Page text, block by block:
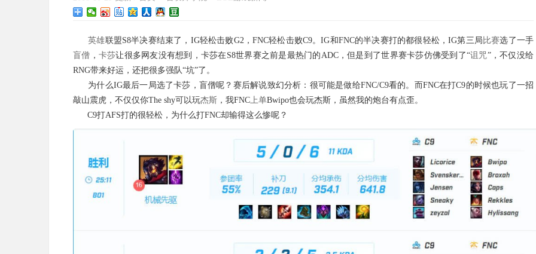
英雄联盟S8半决赛结束了，IG轻松击败G2，FNC轻松击败C9。IG和FNC的半决赛打的都很轻松，IG第三局 比赛选了一手
盲僧 ， 卡莎让很多网友没有想到，卡莎在S8世界赛之前是最热门的ADC，但是到了世界赛卡莎仿佛受到了“诅咒”，不仅没给
RNG带来好运，还把很多强队“坑”了。
为什么IG最后一局选了卡莎，盲僧呢？赛后解说致幻分析：很可能是做给FNC/C9看的。而FNC在打C9的时候也玩了一招
敲山震虎，不仅仅你The shy可以玩杰斯 ，我FNC上单Bwipo也会玩杰斯，虽然我的炮台有点歪。
C9打AFS打的很轻松，为什么打FNC却输得这么惨呢？